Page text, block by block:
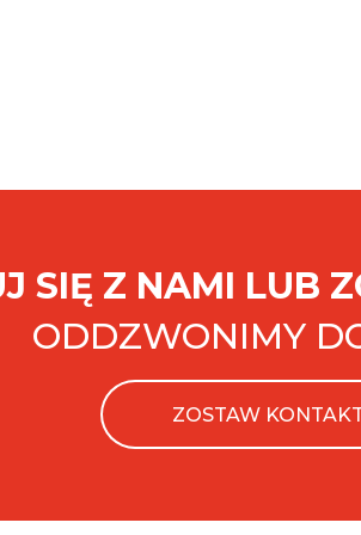
SIĘ Z NAMI LUB
ODDZWONIMY
ZOSTAW